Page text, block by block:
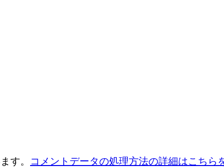
す。 コメントデータの処理方法の詳細はこちら